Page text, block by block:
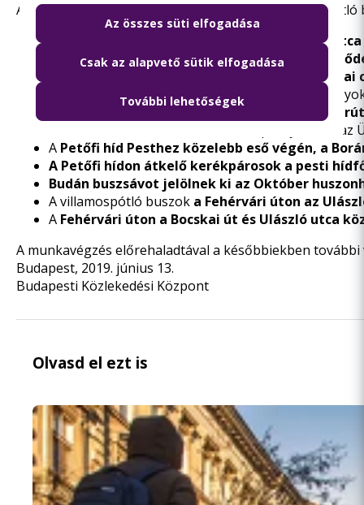
A villamosvonal felújítása miatt, továbbá a
József körúton az Üllői út és a Csepreghy
József körút és a Csepreghy utca
a József körút Nap utcai / Pál
Ferenc körút teljes hosszán elkerítik a
Tompa utcából nem lehet majd a Ferenc
A Ferenc körút Mester utcai csomópontja körül
A Petőfi híd Pesthez közelebb eső végén, a
A Petőfi hídon átkelő kerékpárosok a pesti
Budán buszsávot jelölnek ki az Október
A villamospótló buszok a Fehérvári úton az
A Fehérvári úton a Bocskai út és Ulászló utca
A munkavégzés előrehaladtával a későbbiekben
Budapest, 2019. június 13.
Budapesti Közlekedési Központ
Olvasd el ezt is
Az összes süti elfogadása
Csak az alapvető sütik elfogadása
További lehetőségek